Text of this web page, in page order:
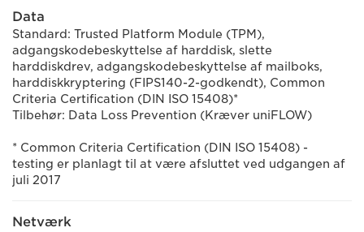
Data
Standard: Trusted Platform Module (TPM),
adgangskodebeskyttelse af harddisk, slette
harddiskdrev, adgangskodebeskyttelse af mailboks,
harddiskkryptering (FIPS140-2-godkendt), Common
Criteria Certification (DIN ISO 15408)*
Tilbehør: Data Loss Prevention (Kræver uniFLOW)
* Common Criteria Certification (DIN ISO 15408) -
testing er planlagt til at være afsluttet ved udgangen af
juli 2017
Netværk